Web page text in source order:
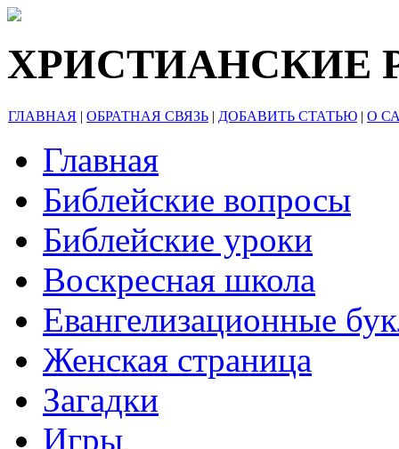
ХРИСТИАНСКИЕ
ГЛАВНАЯ | ОБРАТНАЯ СВЯЗЬ | ДОБАВИТЬ СТАТЬЮ | О
Главная
Библейские вопросы
Библейские уроки
Воскресная школа
Евангелизационные
Женская страница
Загадки
Игры